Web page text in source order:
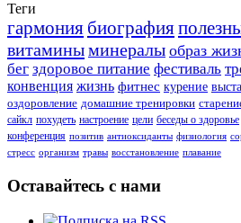
Теги
гармония биография
витаминыминералы образ
бег здоровое питание фестиваль
конвенция жизнь фитнес курение
оздоровление домашние тренировки
сайкл похудеть настроение цели беседы о здоровье
конференция позитив антиоксиданты физиология
стресс организм травы восстановление плавание
Оставайтесь с нами